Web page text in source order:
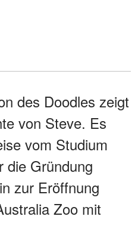
des Doodles zeigt
von Steve. Es
vom Studium
die Gründung
zur Eröffnung
Zoo mit